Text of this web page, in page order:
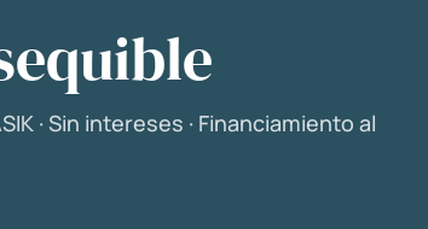
· Sin intereses · Financiamiento al